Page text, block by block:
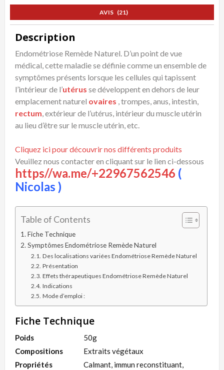
AVIS (21)
Description
Endométriose Remède Naturel. D’un point de vue
médical, cette maladie se définie comme un ensemble de
symptômes présents lorsque les cellules qui tapissent
l’intérieur de l’utérus se développent en dehors de leur
emplacement naturel ovaires , trompes, anus, intestin,
rectum, extérieur de l’utérus, intérieur du muscle utérin
au lieu d’être sur le muscle utérin, etc.
Cliquez ici pour découvrir nos différents produits
Veuillez nous contacter en cliquant sur le lien ci-dessous
https//wa.me/+22967562546 (
Nicolas )
Table of Contents
Fiche Technique
Symptômes Endométriose Remède Naturel
Des localisations variées Endométriose Remède Naturel
Présentation
Effets thérapeutiques Endométriose Remède Naturel
Indications
Mode d’emploi :
Fiche Technique
Poids
50g
Compositions
Extraits végétaux
Propriétés
Calmant, immun reconstituant,